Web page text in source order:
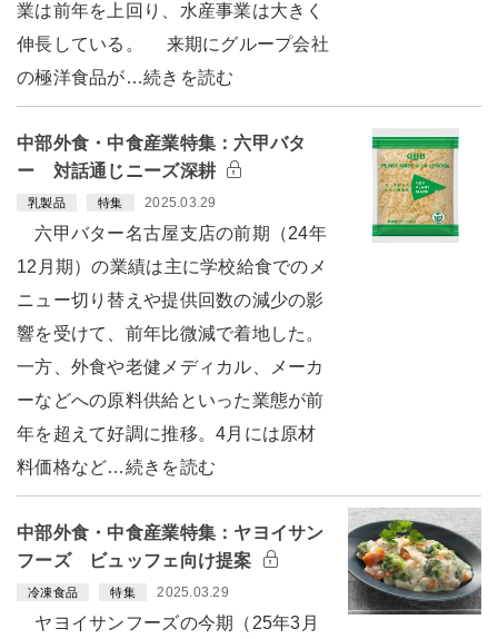
業は前年を上回り、水産事業は大きく
伸長している。 来期にグループ会社
の極洋食品が…続きを読む
中部外食・中食産業特集：六甲バタ
ー 対話通じニーズ深耕
乳製品 特集 2025.03.29
六甲バター名古屋支店の前期（24年
12月期）の業績は主に学校給食でのメ
ニュー切り替えや提供回数の減少の影
響を受けて、前年比微減で着地した。
一方、外食や老健メディカル、メーカ
ーなどへの原料供給といった業態が前
年を超えて好調に推移。4月には原材
料価格など…続きを読む
中部外食・中食産業特集：ヤヨイサン
フーズ ビュッフェ向け提案
冷凍食品 特集 2025.03.29
ヤヨイサンフーズの今期（25年3月